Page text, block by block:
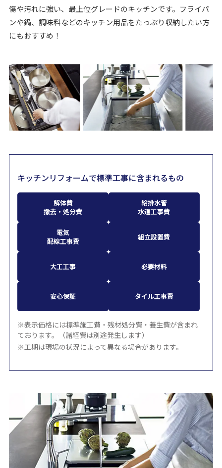
傷や汚れに強い、最上位グレードのキッチンです。フライパ
ンや鍋、調味料などのキッチン用品をたっぷり収納したい方
にもおすすめ！
キッチンリフォームで標準工事に含まれるもの
解体費
撤去・処分費
給排水管
水道工事費
電気
配線工事費
組立設置費
大工工事 必要材料
安心保証 タイル工事費
※表示価格には標準施工費・残材処分費・養生費が含まれ
ております。（諸経費は別途発生します）
※工期は現場の状況によって異なる場合があります。